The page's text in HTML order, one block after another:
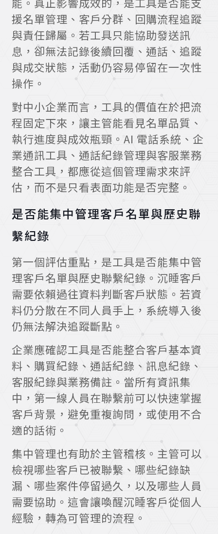
援名單管理、客戶分群、回購流程追蹤
與責任歸屬。若工具只能協助發送訊
息，卻無法記錄後續回覆、通話、追蹤
與成交狀態，活動仍容易停留在一次性
操作。
對中小企業而言，工具的價值在於把流
程固定下來，讓主管能看見名單品質、
執行進度與成效瓶頸。AI 電話系統、企
業通訊工具、通話紀錄管理與客服業務
整合工具，都應從這個管理需求來評
估，而不是只看表面功能是否完整。
是否能集中管理客戶名單與歷史聯
繫紀錄
第一個評估重點，是工具是否能集中管
理客戶名單與歷史聯繫紀錄。沉睡客戶
需要依賴過往資料判斷客戶狀態。若資
料仍分散在不同人員手上，系統導入後
仍無法解決追蹤斷點。
企業應確認工具是否能整合客戶基本資
料、購買紀錄、通話紀錄、訊息紀錄、
客服紀錄與業務備註。當所有資訊集
中，第一線人員在聯繫前可以快速掌握
客戶背景，避免重複詢問，或使用不合
適的話術。
集中管理也有助於主管稽核。主管可以
檢視哪些客戶已被聯繫、哪些紀錄缺
漏、哪些案件停留過久，以及哪些人員
需要協助。這會讓喚醒沉睡客戶從個人
經驗，轉為可管理的流程。